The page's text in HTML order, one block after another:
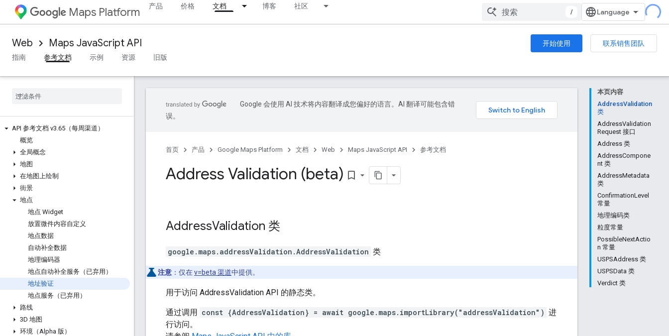
Maps Platform 产品 价格 文档 博客 社区
/
Web Maps JavaScript API 开始使用
联系销售团队
指南
参考文档 示例 资源 旧版
API 参考文档 v3.65（每周渠道）
概览
全局概念
地图
在地图上绘制
街景
地点
地点 Widget
放置微件内容自定义
地点数据
自动补全数据
地理编码器
地点自动补全服务（已弃用）
地址验证
地点服务（已弃用）
路线
3D 地图
环境（Alpha 版）
本页内容
AddressValidation
类
AddressValidation
Request 接口
Address 类
AddressCompone
nt 类
AddressMetadata
类
ConfirmationLevel
常量
地理编码类
粒度常量
PossibleNextActio
n 常量
USPSAddress 类
USPSData 类
Verdict 类
Google 会使用 AI 技术将内容翻译成您偏好的语言。AI 翻译可能包含错
误。
首页 产品 Google Maps Platform 文档 Web Maps JavaScript API 参考文档
Address Validation (beta) bookmark_border
AddressValidation 类
google.maps.addressValidation .AddressValidation 类
注意 ：仅在v=beta 渠道中提供。
用于访问 AddressValidation API 的静态类。
通过调用 const {AddressValidation} = await google.maps.importLibrary("addressValidation") 进
行访问。